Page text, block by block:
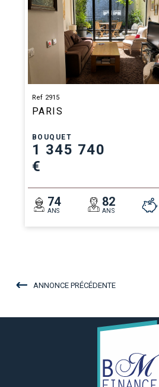
Ref 2915
PARIS
BOUQUET
1 345 740
€
74
ANS
82
ANS
ANNONCE PRÉCÉDENTE